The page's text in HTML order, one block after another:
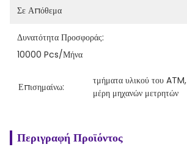
Σε Απόθεμα
Δυνατότητα Προσφοράς:
10000 Pcs/μήνα
Επισημαίνω:
τμήματα υλικού του ATM,
μέρη μηχανών μετρητών
Περιγραφή Προϊόντος